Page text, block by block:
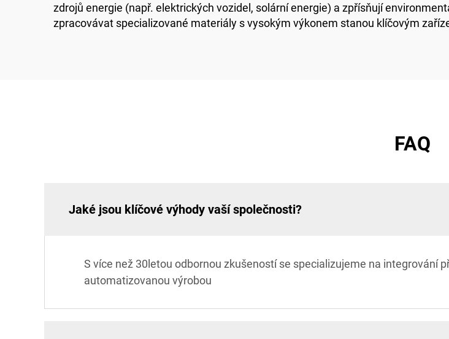
zdrojů energie (např. elektrických vozidel, solární energie) a zpřísňují
zpracovávat specializované materiály s vysokým výkonem stanou klíčovým
FAQ
Jaké jsou klíčové výhody vaší společnosti?
S více než 30letou odbornou zkušeností se specializujeme na integrování
automatizovanou výrobou